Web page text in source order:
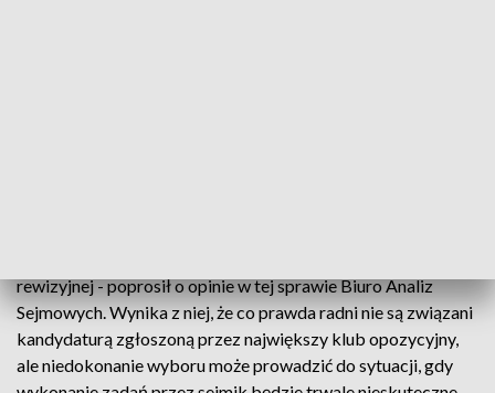
rewizyjnej - poprosił o opinie w tej sprawie Biuro Analiz
Sejmowych. Wynika z niej, że co prawda radni nie są związani
kandydaturą zgłoszoną przez największy klub opozycyjny,
ale niedokonanie wyboru może prowadzić do sytuacji, gdy